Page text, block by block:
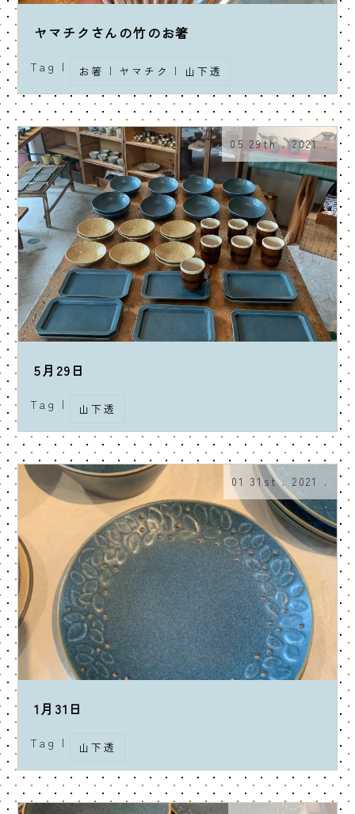
ヤマチクさんの竹のお箸
Tag | お箸 | ヤマチク | 山下透
05 29th . 2021 .
5月29日
Tag | 山下透
01 31st . 2021 .
1月31日
Tag | 山下透